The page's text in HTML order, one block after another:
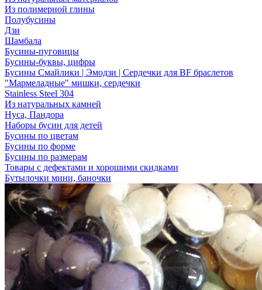
Из полимерной глины
Полубусины
Дзи
Шамбала
Бусины-пуговицы
Бусины-буквы, цифры
Бусины Смайлики | Эмодзи | Сердечки для BF браслетов
"Мармеладные" мишки, сердечки
Stainless Steel 304
Из натуральных камней
Нуса, Пандора
Наборы бусин для детей
Бусины по цветам
Бусины по форме
Бусины по размерам
Товары с дефектами и хорошими скидками
Бутылочки мини, баночки